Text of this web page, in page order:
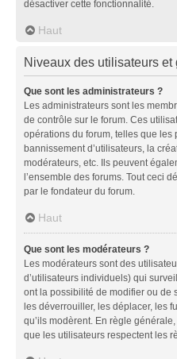
désactiver cette fonctionnalité.
Haut
Niveaux des utilisateurs et
Que sont les administrateurs ?
Les administrateurs sont les
de contrôle sur le forum. Ces
opérations du forum, telles que les
bannissement d’utilisateurs, la
modérateurs, etc. Ils peuvent
l’ensemble des forums. Tout ceci
par le fondateur du forum.
Haut
Que sont les modérateurs ?
Les modérateurs sont des
d’utilisateurs individuels) qui
ont la possibilité de modifier ou de
les déverrouiller, les déplacer, les
qu’ils modèrent. En règle
que les utilisateurs respectent les